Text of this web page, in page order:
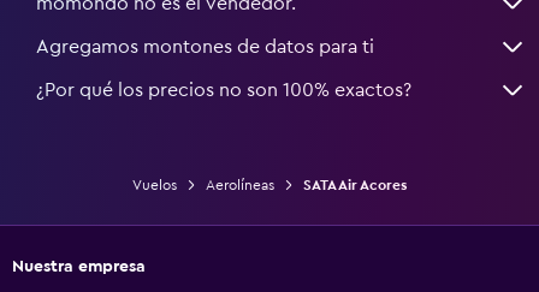
Agregamos montones de datos para ti
¿Por qué los precios no son 100% exactos?
Vuelos Aerolíneas SATA Air Acores
Nuestra empresa